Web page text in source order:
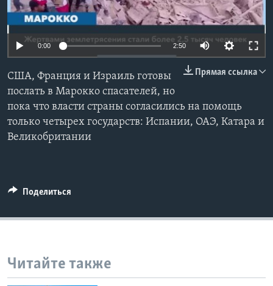
Learning English
Языки
0:00 2:50
Прямая ссылка
США, Франция и Израиль готовы
послать в Марокко спасателей, но
пока что власти страны согласились на помощь
только четырех государств: Испании, ОАЭ, Катара и
Великобритании
Поделиться
Читайте также